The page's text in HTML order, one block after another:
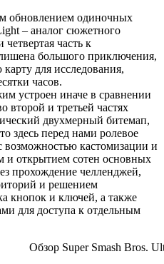
обновлением одиночных
– аналог сюжетного
четвертая часть к
большого приключения,
для исследования,
часов.
устроен иначе в сравнении
второй и третьей частях
двухмерный битемап,
здесь перед нами ролевое
возможностью кастомизации и
и открытием сотен основных
прохождение челленджей,
и решением
кнопок и ключей, а также
для доступа к отдельным